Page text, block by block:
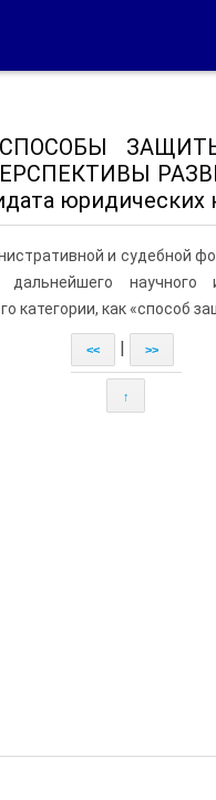
СПОСОБЫ
юридических
и судебной
категории, как «способ
<< >>
↑